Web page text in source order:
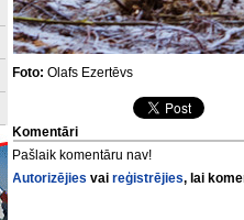
Foto: Olafs Ezertēvs
Komentāri
Pašlaik komentāru nav!
Autorizējies vaireģistrējies, lai